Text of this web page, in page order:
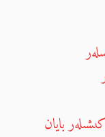
بايان